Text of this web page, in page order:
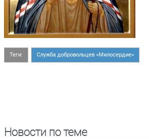
Теги: Служба добровольцев «Милосердие»
Новости по теме